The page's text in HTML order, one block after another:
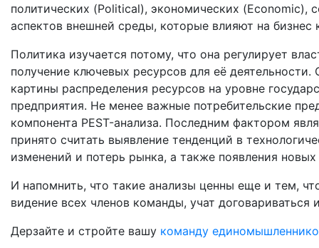
политических (Political), экономических (Economic),
аспектов внешней среды, которые влияют на бизнес
Политика изучается потому, что она регулирует
получение ключевых ресурсов для её
картины распределения ресурсов на уровне
предприятия. Не менее важные потребительские
компонента PEST-анализа. Последним фактором
принято считать выявление тенденций в
изменений и потерь рынка, а также появления
И напомнить, что такие анализы ценны еще и тем,
видение всех членов команды, учат договариваться
Дерзайте и стройте вашу команду